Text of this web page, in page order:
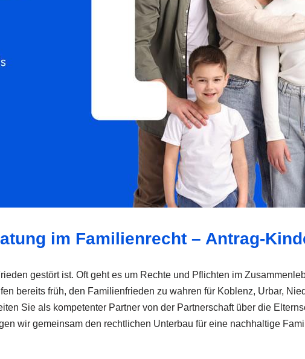
im Familienrecht – Antrag-
gestört ist. Oft geht es um Rechte und Pflichten im
bereits früh, den Familienfrieden zu wahren für Koblenz, Urbar,
Sie als kompetenter Partner von der Partnerschaft über die
wir gemeinsam den rechtlichen Unterbau für eine nachhaltige